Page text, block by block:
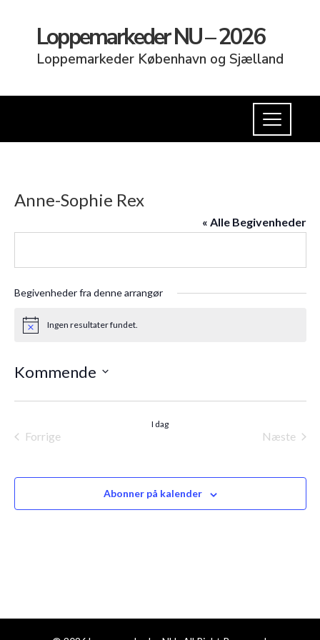
Loppemarkeder NU – 2026
Loppemarkeder København og Sjælland
Anne-Sophie Rex
« Alle Begivenheder
Begivenheder fra denne arrangør
NoticeIngen resultater fundet.
Kommende
Vælg
Forrige
I dag
Næste
Abonner på kalender